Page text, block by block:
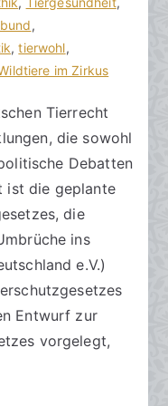
,
,tierwohl,
im Zirkus
Tierrecht
die sowohl
Debatten
ist die geplante
die
ins
e.V.)
Entwurf zur
vorgelegt,